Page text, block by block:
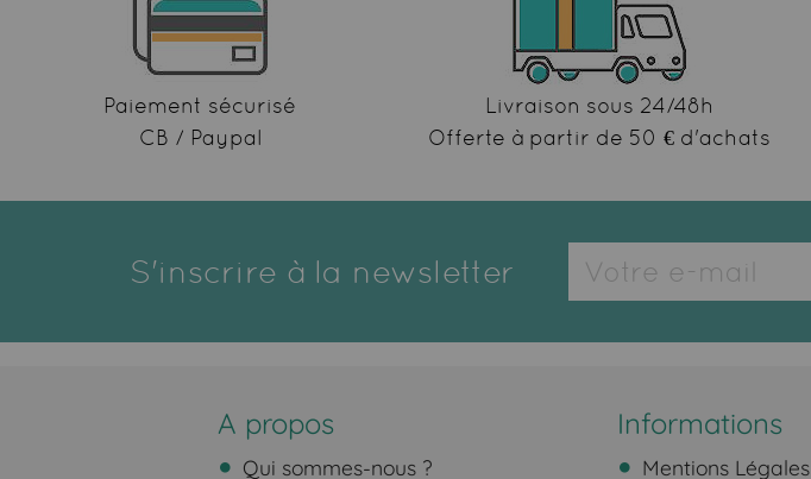
Paiement sécurisé
CB / Paypal
Livraison sous 24/48h
Offerte à partir de 50 € d'achats
S'inscrire à la newsletter
A propos
Qui sommes-nous ?
Informations
Mentions Légales